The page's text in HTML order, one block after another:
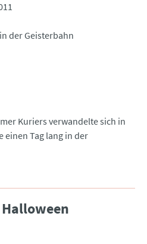
der Geisterbahn
Kuriers verwandelte sich in
Tag lang in der